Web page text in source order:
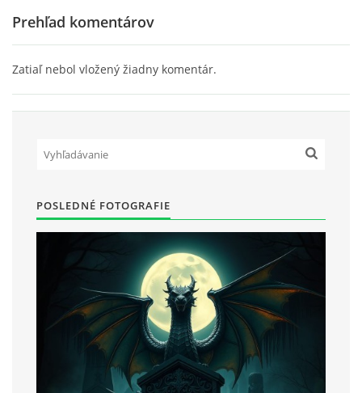
Prehľad komentárov
Zatiaľ nebol vložený žiadny komentár.
POSLEDNÉ FOTOGRAFIE